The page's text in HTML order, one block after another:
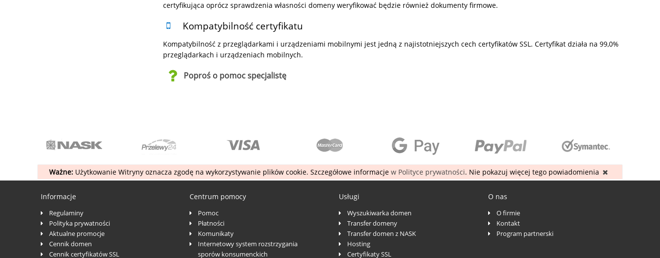
certyfikująca oprócz sprawdzenia własności domeny weryfikować będzie również dokumenty firmowe.
Kompatybilność certyfikatu
Kompatybilność z przeglądarkami i urządzeniami mobilnymi jest jedną z najistotniejszych cech certyfikatów SSL. Certyfikat działa na 99,0%
przeglądarkach i urządzeniach mobilnych.
Poproś o pomoc specjalistę
Ważne:Użytkowanie Witryny oznacza zgodę na wykorzystywanie plików cookie. Szczegółowe informacje w Polityce prywatności. Nie pokazuj więcej tego powiadomienia
Informacje
Regulaminy
Polityka prywatności
Aktualne promocje
Cennik domen
Cennik certyfikatów SSL
Centrum pomocy
Pomoc
Płatności
Komunikaty
Internetowy system rozstrzygania
sporów konsumenckich
Usługi
Wyszukiwarka domen
Transfer domeny
Transfer domen z NASK
Hosting
Certyfikaty SSL
O nas
O firmie
Kontakt
Program partnerski